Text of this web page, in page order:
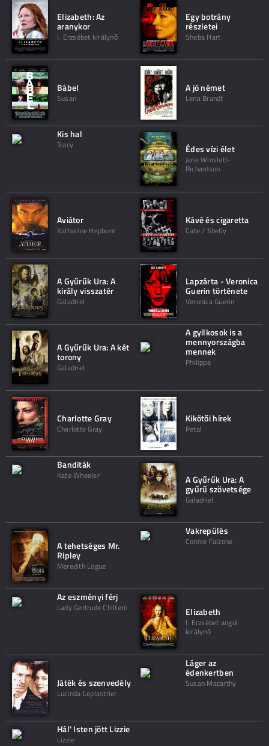
Elizabeth: Az
aranykor
I. Erzsébet királynő
Egy botrány
részletei
Sheba Hart
Bábel
Susan
A jó német
Lena Brandt
Kis hal
Tracy Édes vízi élet
Jane Winslett-
Richardson
Aviátor
Katharine Hepburn
Kávé és cigaretta
Cate / Shelly
A Gyűrűk Ura: A
király visszatér
Galadriel
Lapzárta - Veronica
Guerin története
Veronica Guerin
A Gyűrűk Ura: A két
torony
Galadriel
A gyilkosok is a
mennyországba
mennek
Philippa
Charlotte Gray
Charlotte Gray
Kikötői hírek
Petal
Banditák
Kate Wheeler A Gyűrűk Ura: A
gyűrű szövetsége
Galadriel
A tehetséges Mr.
Ripley
Meredith Logue
Vakrepülés
Connie Falzone
Az eszményi férj
Lady Gertrude Chiltern Elizabeth
I. Erzsébet angol
királynő
Játék és szenvedély
Lucinda Leplastrier
Láger az
édenkertben
Susan Macarthy
Hál' Isten jött Lizzie
Lizzie